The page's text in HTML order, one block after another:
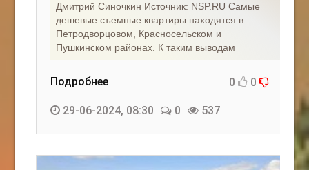
Edgarpo26@gmail.com
axin.ed@yandex.ru
Eltaro-Vrn.ru
@Edgarpo36
Дмитрий Синочкин Источник: NSP.RU Самые
дешевые съемные квартиры находятся в
Петродворцовом, Красносельском и
Пушкинском районах. К таким выводам
Подробнее 0 0
29-06-2024, 08:30 0 537